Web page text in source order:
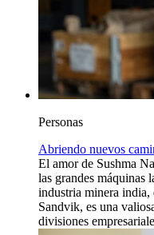
Personas
Abriendo nuevos
El amor de Sushma
las grandes máquinas
industria minera india,
Sandvik, es una
divisiones